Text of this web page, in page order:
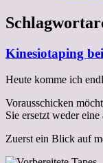
Kinesiotaping
Heute komme ich
Vorausschicken
Sie ersetzt weder
Zuerst ein Blick auf